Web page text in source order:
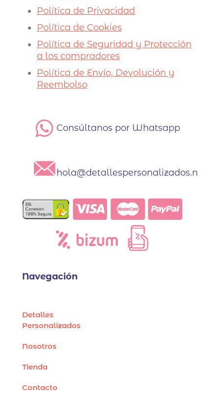
Política de Privacidad
Política de Cookies
Política de Seguridad y Protección
a los compradores
Política de Envío, Devolución y
Reembolso
Consúltanos por Whatsapp
hola@detallespersonalizados.net
Navegación
Detalles
Personalizados
Nosotros
Tienda
Contacto